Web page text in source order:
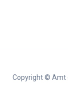
Copyright © Amt